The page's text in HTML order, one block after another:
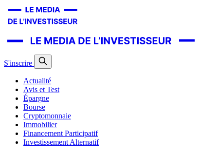
S'inscrire
Actualité
Avis et Test
Épargne
Bourse
Cryptomonnaie
Immobilier
Financement Participatif
Investissement Alternatif